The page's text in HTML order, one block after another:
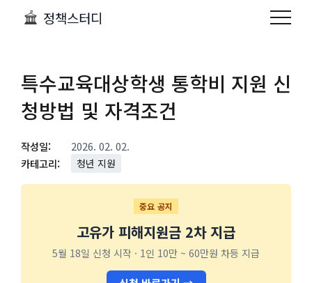
정책스터디
특수교육대상학생 통학비 지원 신
청방법 및 자격조건
작성일:
2026. 02. 02.
카테고리:
청년 지원
중요 공지
고유가 피해지원금 2차 지급
5월 18일 신청 시작 · 1인 10만 ~ 60만원 차등 지급